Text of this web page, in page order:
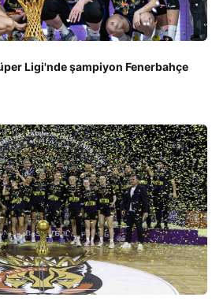
Ligi'nde şampiyon Fenerbahçe